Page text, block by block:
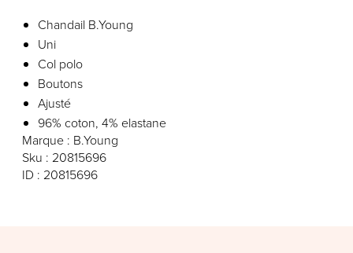
Chandail B.Young
Uni
Col polo
Boutons
Ajusté
96% coton, 4% elastane
Marque : B.Young
Sku : 20815696
ID : 20815696